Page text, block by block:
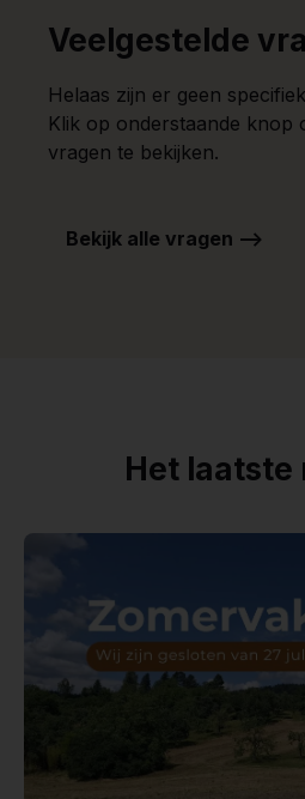
Veelgestelde
Helaas zijn er geen
Klik op onderstaande knop
vragen te bekijken.
Bekijk alle vragen -->
Het laatste